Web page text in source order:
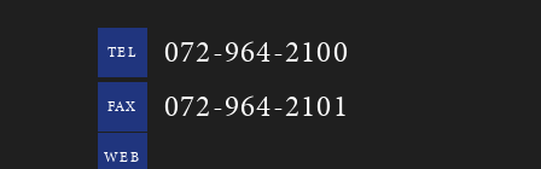
TEL 072-964-2100
FAX 072-964-2101
WEB